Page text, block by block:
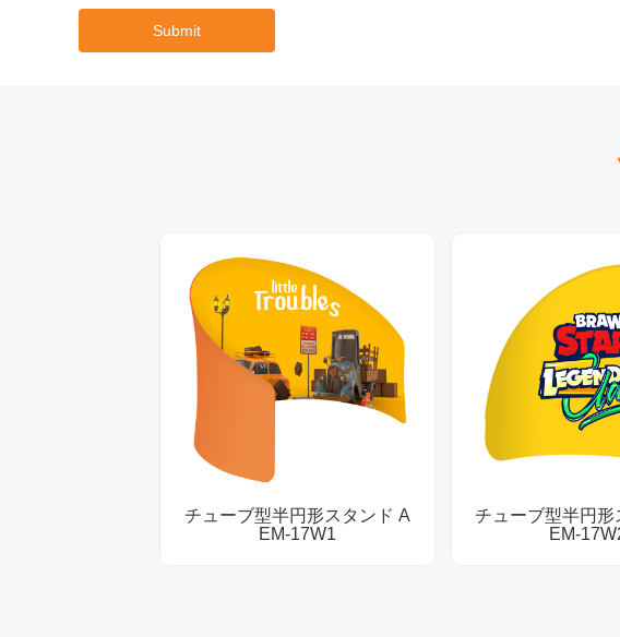
チューブ型半円形スタンド A
EM-17W1
チューブ型半円形
EM-